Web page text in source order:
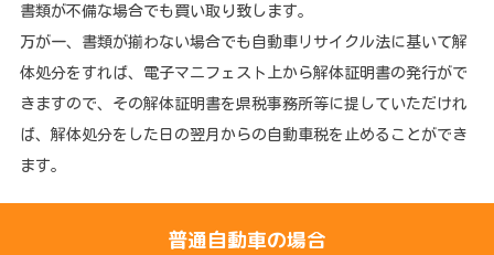
書類が不備な場合でも買い取り致します。
万が一、書類が揃わない場合でも自動車リサイクル法に基いて解
体処分をすれば、電子マニフェスト上から解体証明書の発行がで
きますので、その解体証明書を県税事務所等に提していただけれ
ば、解体処分をした日の翌月からの自動車税を止めることができ
ます。
普通自動車の場合